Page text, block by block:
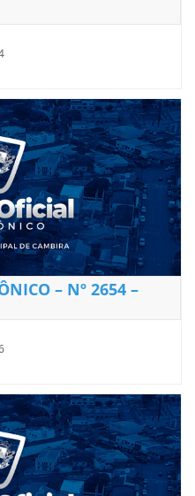
– Nº 2654 –